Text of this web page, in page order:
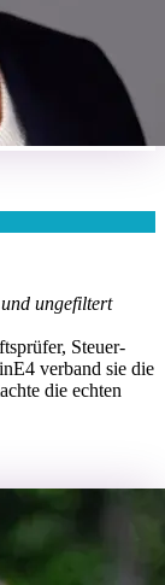
ungefiltert
Steuer-
verband sie die
die echten